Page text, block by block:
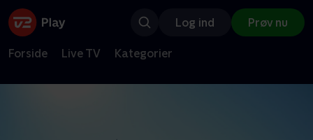
Log ind Prøv nu
Forside Live TV Kategorier